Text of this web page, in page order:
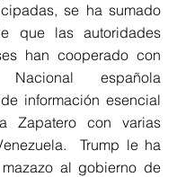
se ha sumado
que las autoridades
han cooperado con
española
información esencial
Zapatero con varias
Trump le ha
al gobierno de